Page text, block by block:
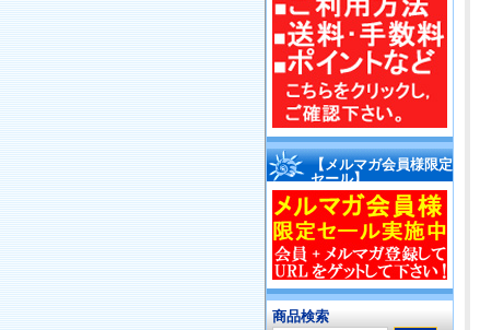
【メルマガ会員様限定
セール】
商品検索